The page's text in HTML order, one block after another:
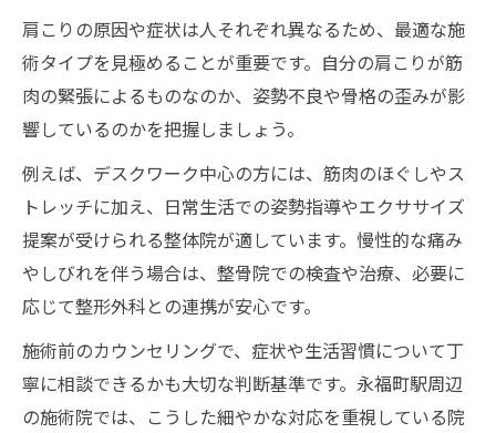
肩こりの原因や症状は人それぞれ異なるため、最適な施
術タイプを見極めることが重要です。自分の肩こりが筋
肉の緊張によるものなのか、姿勢不良や骨格の歪みが影
響しているのかを把握しましょう。
例えば、デスクワーク中心の方には、筋肉のほぐしやス
トレッチに加え、日常生活での姿勢指導やエクササイズ
提案が受けられる整体院が適しています。慢性的な痛み
やしびれを伴う場合は、整骨院での検査や治療、必要に
応じて整形外科との連携が安心です。
施術前のカウンセリングで、症状や生活習慣について丁
寧に相談できるかも大切な判断基準です。永福町駅周辺
の施術院では、こうした細やかな対応を重視している院